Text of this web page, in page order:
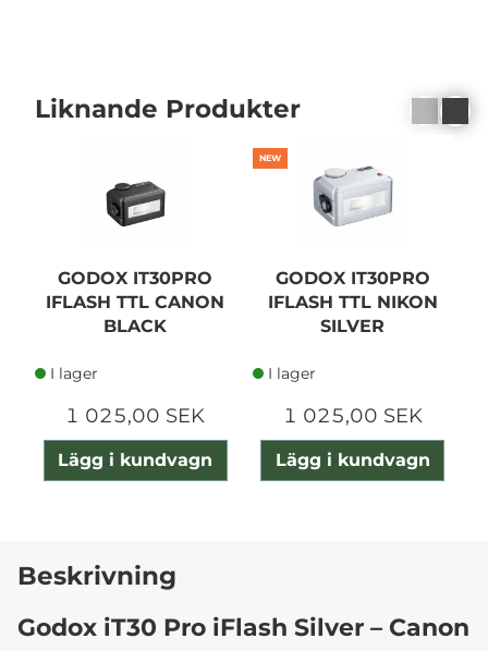
Liknande Produkter
GODOX IT30PRO
IFLASH TTL CANON
BLACK
I lager
1 025,00 SEK
Lägg i kundvagn
NEW
GODOX IT30PRO
IFLASH TTL NIKON
SILVER
I lager
1 025,00 SEK
Lägg i kundvagn
Beskrivning
Godox iT30 Pro iFlash Silver – Canon